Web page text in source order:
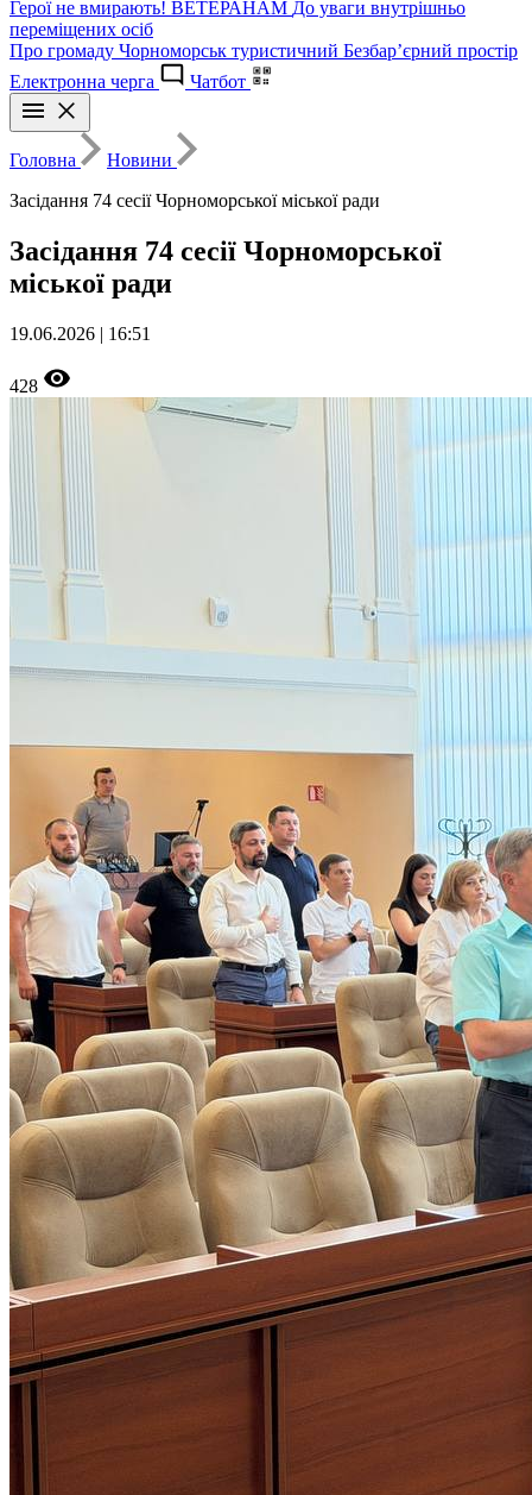
Герої не вмирають! ВЕТЕРАНАМ До уваги внутрішньо
переміщених осіб
Про громаду Чорноморськ туристичний Безбар’єрний простір
Електронна черга
Чатбот
Головна
Новини
Засідання 74 сесії Чорноморської міської ради
Засідання 74 сесії Чорноморської
міської ради
19.06.2026 | 16:51
428